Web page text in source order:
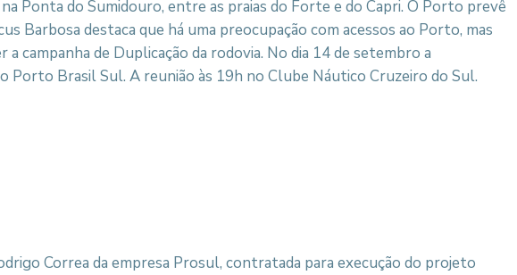
Ponta do Sumidouro, entre as praias do Forte e do Capri. O Porto prevê
Barbosa destaca que há uma preocupação com acessos ao Porto, mas
de Duplicação da rodovia. No dia 14 de setembro a
Brasil Sul. A reunião às 19h no Clube Náutico Cruzeiro do Sul.
Correa da empresa Prosul, contratada para execução do projeto